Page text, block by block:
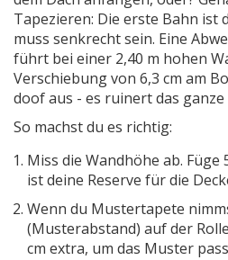
Tapezieren: Die erste Bahn ist
muss senkrecht sein. Eine
führt bei einer 2,40 m hohen
Verschiebung von 6,3 cm am
doof aus - es ruinert das
So machst du es richtig:
Miss die Wandhöhe ab. Füge
ist deine Reserve für die
Wenn du Mustertapete
(Musterabstand) auf der
cm extra, um das Muster